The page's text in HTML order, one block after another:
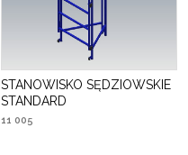
STANOWISKO SĘDZIOWSKIE
STANDARD
11 005